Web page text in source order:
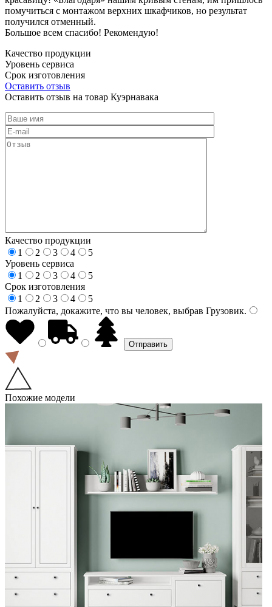
помучиться с монтажом верхних шкафчиков, но результат
получился отменный.
Большое всем спасибо! Рекомендую!
Качество продукции
Уровень сервиса
Срок изготовления
Оставить отзыв
Оставить отзыв на товар Куэрнавака
Качество продукции
1
2 3 4
5
Уровень сервиса
1
2 3 4
5
Срок изготовления
1
2 3 4
5
Пожалуйста, докажите, что вы человек, выбрав Грузовик.
Похожие модели